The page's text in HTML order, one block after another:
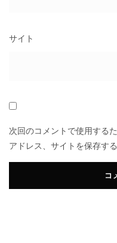
サイト
次回のコメントで使用する
アドレス、サイトを保存する